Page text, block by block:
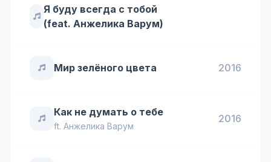
Я буду всегда с тобой
(feat. Анжелика Варум)
Мир зелёного цвета 2016
Как не думать о тебе
ft. Анжелика Варум
2016